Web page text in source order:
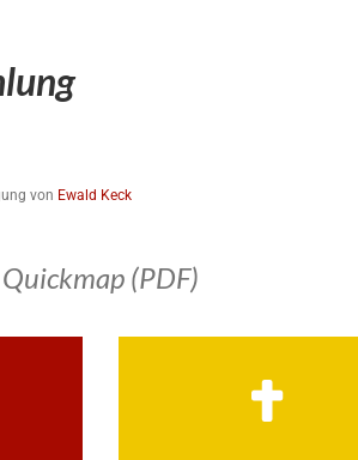
von Ewald Keck
Quickmap (PDF)